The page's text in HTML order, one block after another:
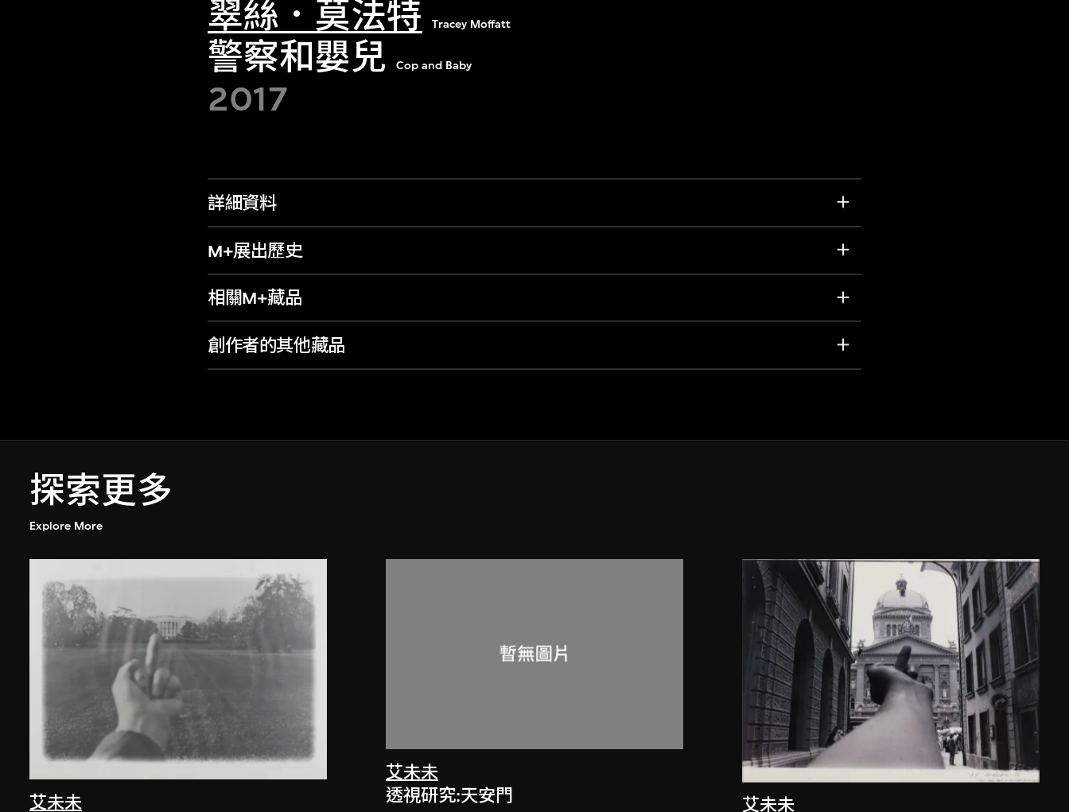
翠絲．莫法特 Tracey Moffatt
警察和嬰兒 Cop and Baby
2017
詳細資料
M+展出歷史
相關M+藏品
創作者的其他藏品
探索更多
Explore More
艾未未
艾未未
透視研究:天安門
艾未未